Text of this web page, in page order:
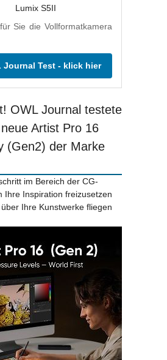
Sie die Vollformatkamera
Journal Test - klick hier
OWL Journal testete
Artist Pro 16
(Gen2) der Marke
im Bereich der CG-
Ihre Inspiration freizusetzen
Ihre Kunstwerke fliegen